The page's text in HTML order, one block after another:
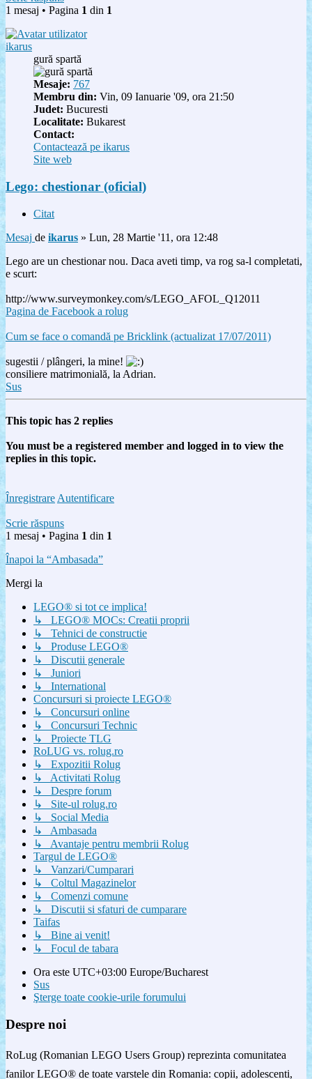
1 mesaj • Pagina 1 din 1
ikarus
gură spartă
Mesaje: 767
Membru din: Vin, 09 Ianuarie '09, ora 21:50
Judet: Bucuresti
Localitate: Bukarest
Contact:
Contactează pe ikarus
Site web
Lego: chestionar (oficial)
Citat
Mesaj de ikarus » Lun, 28 Martie '11, ora 12:48
Lego are un chestionar nou. Daca aveti timp, va rog sa-l completati,
e scurt:
http://www.surveymonkey.com/s/LEGO_AFOL_Q12011
Pagina de Facebook a rolug
Cum se face o comandă pe Bricklink (actualizat 17/07/2011)
sugestii / plângeri, la mine!
consiliere matrimonială, la Adrian.
Sus
This topic has 2 replies
You must be a registered member and logged in to view the
replies in this topic.
Înregistrare Autentificare
Scrie răspuns
1 mesaj • Pagina 1 din 1
Înapoi la “Ambasada”
Mergi la
LEGO® si tot ce implica!
↳ LEGO® MOCs: Creatii proprii
↳ Tehnici de constructie
↳ Produse LEGO®
↳ Discutii generale
↳ Juniori
↳ International
Concursuri si proiecte LEGO®
↳ Concursuri online
↳ Concursuri Technic
↳ Proiecte TLG
RoLUG vs. rolug.ro
↳ Expozitii Rolug
↳ Activitati Rolug
↳ Despre forum
↳ Site-ul rolug.ro
↳ Social Media
↳ Ambasada
↳ Avantaje pentru membrii Rolug
Targul de LEGO®
↳ Vanzari/Cumparari
↳ Coltul Magazinelor
↳ Comenzi comune
↳ Discutii si sfaturi de cumparare
Taifas
↳ Bine ai venit!
↳ Focul de tabara
Ora este UTC+03:00 Europe/Bucharest
Sus
Şterge toate cookie-urile forumului
Despre noi
RoLug (Romanian LEGO Users Group) reprezinta comunitatea
fanilor LEGO® de toate varstele din Romania: copii, adolescenti,